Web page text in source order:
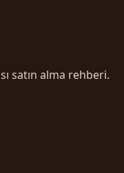
satın alma rehberi.